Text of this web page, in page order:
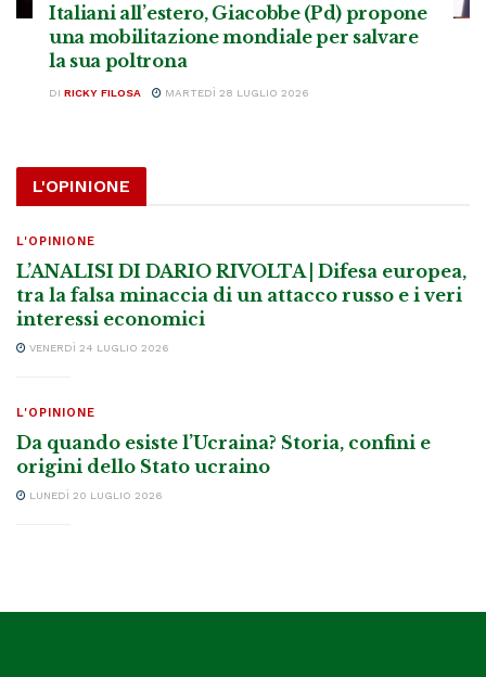
Italiani all’estero, Giacobbe (Pd) propone
una mobilitazione mondiale per salvare
la sua poltrona
DI RICKY FILOSA MARTEDÌ 28 LUGLIO 2026
L'OPINIONE
L'OPINIONE
L’ANALISI DI DARIO RIVOLTA | Difesa europea,
tra la falsa minaccia di un attacco russo e i veri
interessi economici
VENERDÌ 24 LUGLIO 2026
L'OPINIONE
Da quando esiste l’Ucraina? Storia, confini e
origini dello Stato ucraino
LUNEDÌ 20 LUGLIO 2026